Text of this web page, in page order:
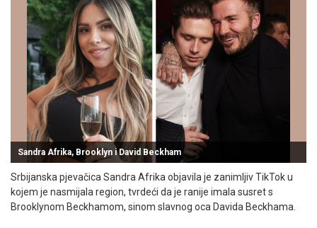
Sandra Afrika, Brooklyn i David Beckham
Srbijanska pjevačica Sandra Afrika objavila je zanimljiv TikTok u
kojem je nasmijala region, tvrdeći da je ranije imala susret s
Brooklynom Beckhamom, sinom slavnog oca Davida Beckhama.